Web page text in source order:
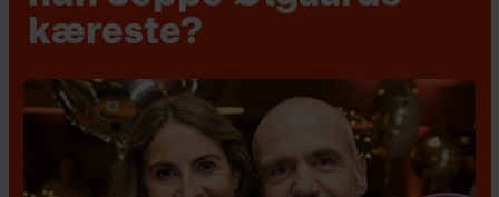
kæreste?